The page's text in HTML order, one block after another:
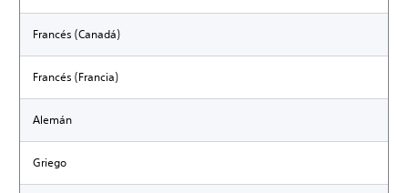
Francés (Canadá)
Francés (Francia)
Alemán
Griego